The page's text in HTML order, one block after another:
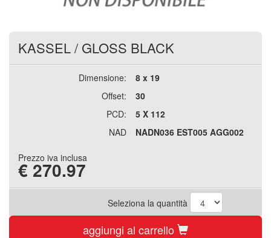
KASSEL/ GLOSS BLACK
Dimensione:
8 x 19
Offset:
30
PCD:
5 X 112
NAD
NADN036 EST005 AGG002
Prezzo iva inclusa
€ 270.97
Seleziona la quantità
aggiungi al carrello